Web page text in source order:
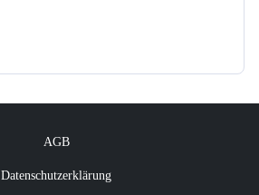
AGB
Datenschutzerklärung